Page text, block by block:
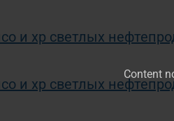
Content
и хр светлых
и хр светлых